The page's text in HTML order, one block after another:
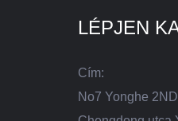
LÉPJEN
Cím:
No7 Yonghe